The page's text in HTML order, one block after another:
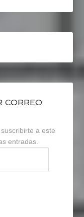
CORREO
a este
entradas.